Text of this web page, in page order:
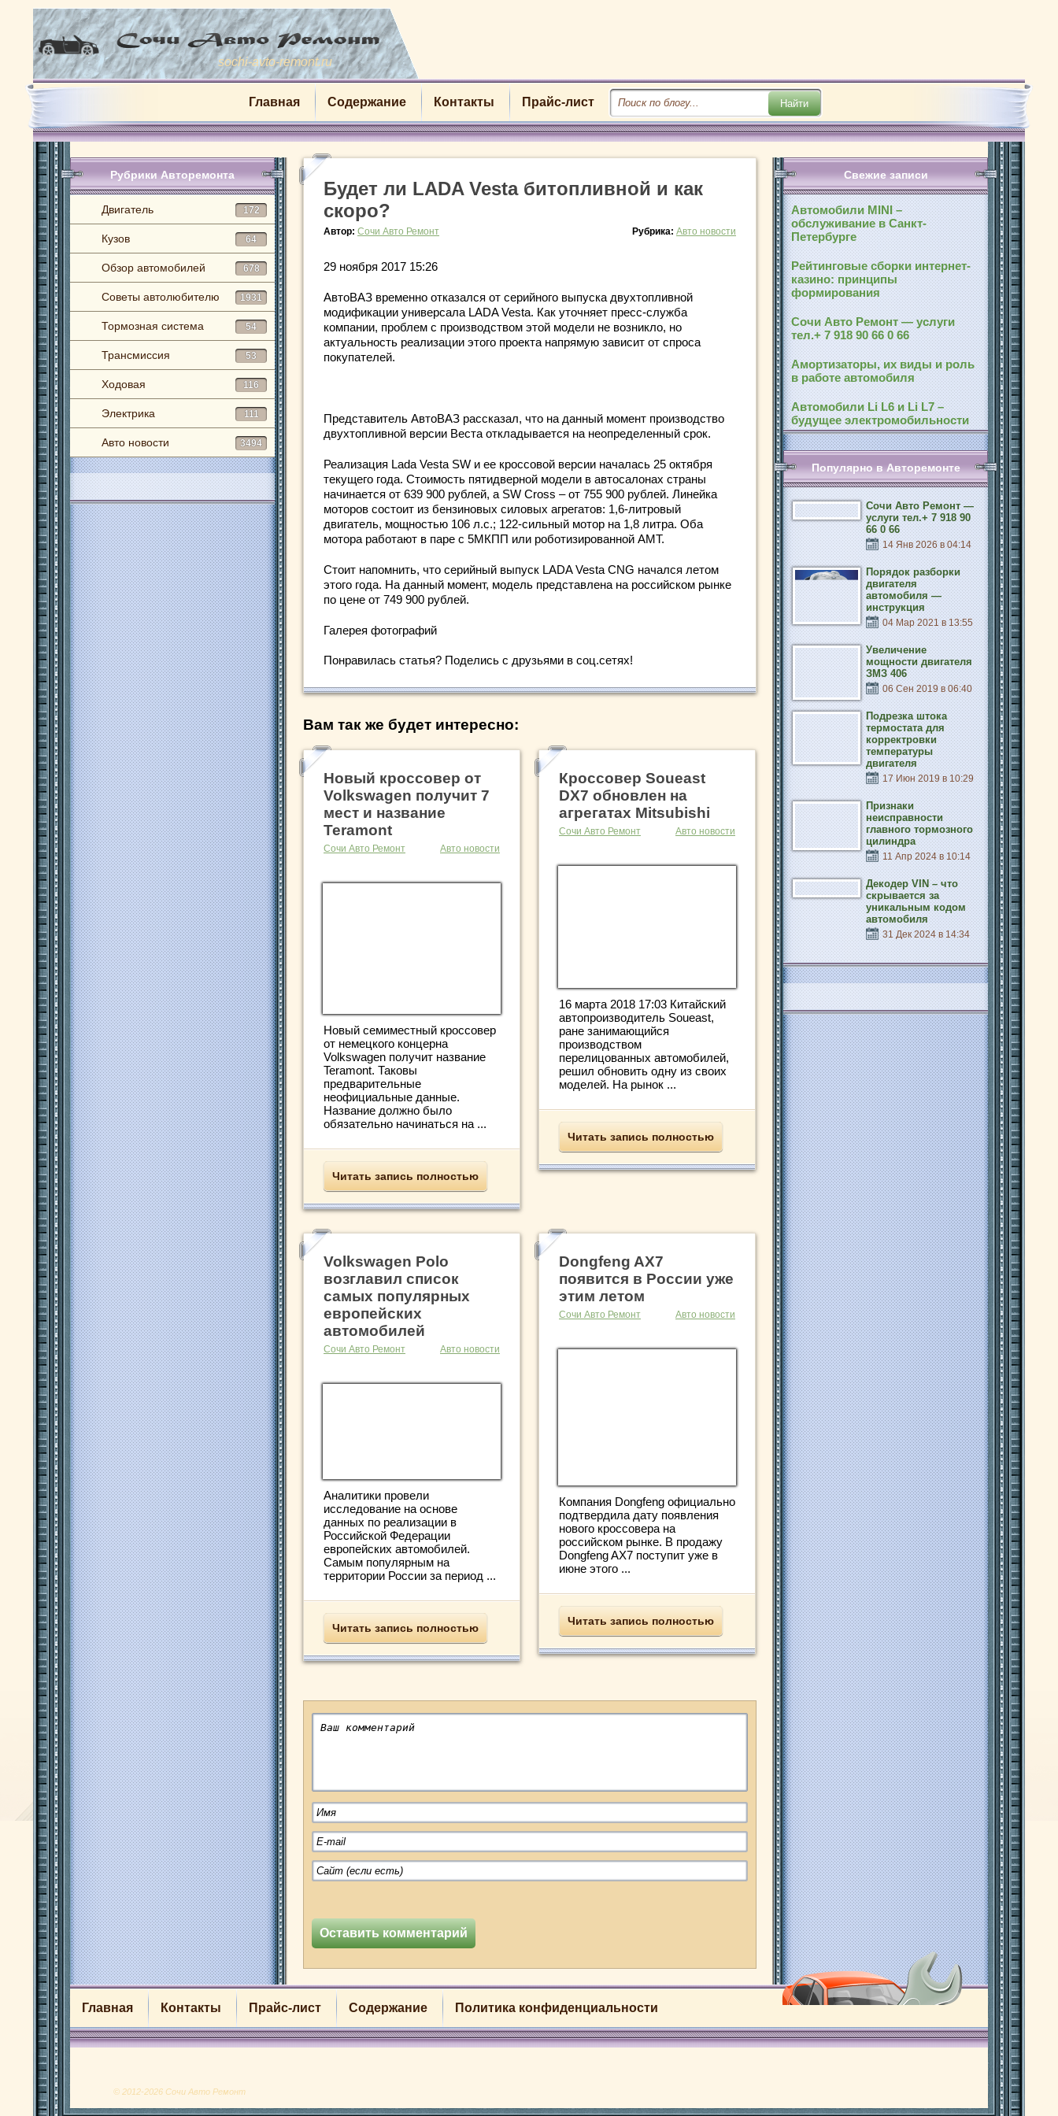
sochi-avto-remont.ru
Главная Содержание Контакты Прайс-лист
Рубрики Авторемонта
Двигатель 172
Кузов 64
Обзор автомобилей 678
Советы автолюбителю 1931
Тормозная система 54
Трансмиссия 53
Ходовая 116
Электрика 111
Авто новости 3494
Будет ли LADA Vesta битопливной и как
скоро?
Автор: Сочи Авто Ремонт Рубрика: Авто новости
29 ноября 2017 15:26
АвтоВАЗ временно отказался от серийного выпуска двухтопливной
модификации универсала LADA Vesta. Как уточняет пресс-служба
компании, проблем с производством этой модели не возникло, но
актуальность реализации этого проекта напрямую зависит от спроса
покупателей.
Представитель АвтоВАЗ рассказал, что на данный момент производство
двухтопливной версии Веста откладывается на неопределенный срок.
Реализация Lada Vesta SW и ее кроссовой версии началась 25 октября
текущего года. Стоимость пятидверной модели в автосалонах страны
начинается от 639 900 рублей, а SW Cross – от 755 900 рублей. Линейка
моторов состоит из бензиновых силовых агрегатов: 1,6-литровый
двигатель, мощностью 106 л.с.; 122-сильный мотор на 1,8 литра. Оба
мотора работают в паре с 5МКПП или роботизированной AMT.
Стоит напомнить, что серийный выпуск LADA Vesta CNG начался летом
этого года. На данный момент, модель представлена на российском рынке
по цене от 749 900 рублей.
Галерея фотографий
Понравилась статья? Поделись с друзьями в соц.сетях!
Вам так же будет интересно:
Новый кроссовер от
Volkswagen получит 7
мест и название
Teramont
Сочи Авто Ремонт Авто новости
Новый семиместный кроссовер
от немецкого концерна
Volkswagen получит название
Teramont. Таковы
предварительные
неофициальные данные.
Название должно было
обязательно начинаться на ...
Читать запись полностью
Кроссовер Soueast
DX7 обновлен на
агрегатах Mitsubishi
Сочи Авто Ремонт Авто новости
16 марта 2018 17:03 Китайский
автопроизводитель Soueast,
ране занимающийся
производством
перелицованных автомобилей,
решил обновить одну из своих
моделей. На рынок ...
Читать запись полностью
Volkswagen Polo
возглавил список
самых популярных
европейских
автомобилей
Сочи Авто Ремонт Авто новости
Аналитики провели
исследование на основе
данных по реализации в
Российской Федерации
европейских автомобилей.
Самым популярным на
территории России за период ...
Читать запись полностью
Dongfeng AX7
появится в России уже
этим летом
Сочи Авто Ремонт Авто новости
Компания Dongfeng официально
подтвердила дату появления
нового кроссовера на
российском рынке. В продажу
Dongfeng AX7 поступит уже в
июне этого ...
Читать запись полностью
Свежие записи
Автомобили MINI –
обслуживание в Санкт-
Петербурге
Рейтинговые сборки интернет-
казино: принципы
формирования
Сочи Авто Ремонт — услуги
тел.+ 7 918 90 66 0 66
Амортизаторы, их виды и роль
в работе автомобиля
Автомобили Li L6 и Li L7 –
будущее электромобильности
Популярно в Авторемонте
Сочи Авто Ремонт —
услуги тел.+ 7 918 90
66 0 66
14 Янв 2026 в 04:14
Порядок разборки
двигателя
автомобиля —
инструкция
04 Мар 2021 в 13:55
Увеличение
мощности двигателя
ЗМЗ 406
06 Сен 2019 в 06:40
Подрезка штока
термостата для
корректровки
температуры
двигателя
17 Июн 2019 в 10:29
Признаки
неисправности
главного тормозного
цилиндра
11 Апр 2024 в 10:14
Декодер VIN – что
скрывается за
уникальным кодом
автомобиля
31 Дек 2024 в 14:34
Главная Контакты Прайс-лист Содержание Политика конфиденциальности
© 2012-2026 Сочи Авто Ремонт